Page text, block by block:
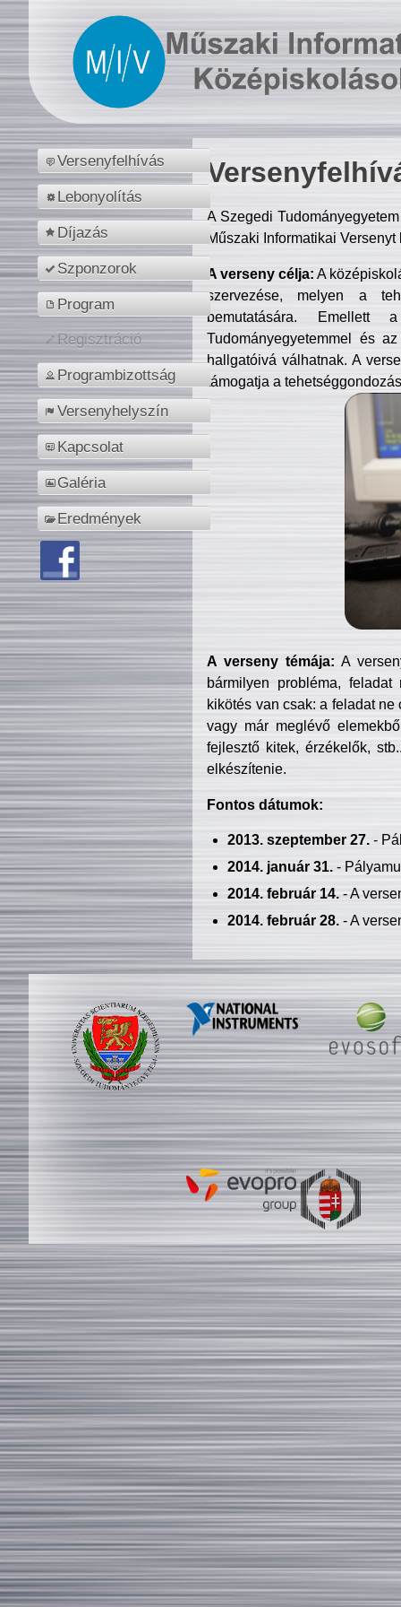
Versenyfelhívás
Lebonyolítás
Díjazás
Szponzorok
Program
Regisztráció
Programbizottság
Versenyhelyszín
Kapcsolat
Galéria
Eredmények
A Szegedi
Műszaki Informatikai
A verseny célja: A
szervezése, melyen a
bemutatására. Emellett
Tudományegyetemmel és
hallgatóivá válhatnak. A
támogatja a
A verseny témája: A
bármilyen probléma, feladat
kikötés van csak: a feladat
vagy már meglévő
fejlesztő kitek, érzékelők,
elkészítenie.
Fontos dátumok:
2013. szeptember 27.-
2014. január 31.-
2014. február 14.- A
2014. február 28.- A